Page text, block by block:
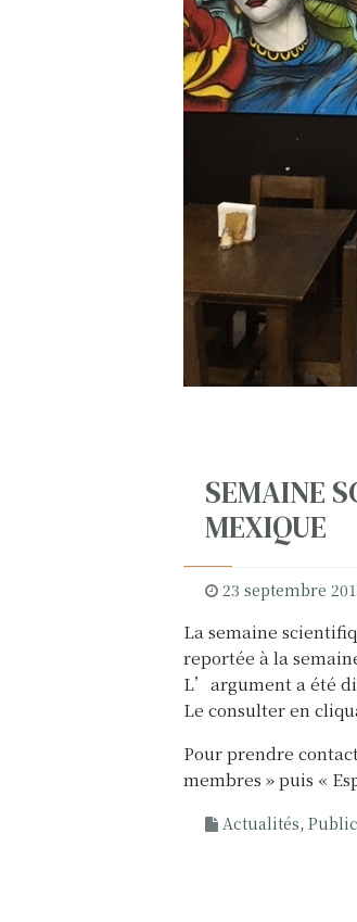
SEMAINE
MEXIQUE
23 septembre
La semaine
reportée à la
L’argument a été
Le consulter en
Pour prendre
membres » puis «
Actualités,